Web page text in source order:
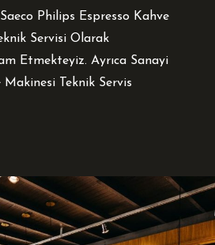
Philips Espresso Kahve
Servisi Olarak
Etmekteyiz. Ayrıca Sanayi
Teknik Servis